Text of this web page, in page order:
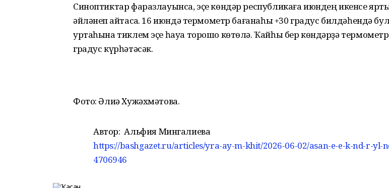
Синоптиктар фаразлауынса, эҫе көндәр республикаға июндең икенсе
әйләнеп ҡайтасаҡ. 16 июндә термометр бағанаһы +30 градус билдәһендә
уртаһына тиклем эҫе һауа торошо көтөлә. Ҡайһы бер көндәрҙә термометр
градус күрһәтәсәк.
Фото: Әлиә Хужәхмәтова.
Автор: Альфия Мингалиева
https://bashgazet.ru/articles/yra-ay-m-khit/2026-06-02/asan-e-e-k-nd-r-yl-
4706946